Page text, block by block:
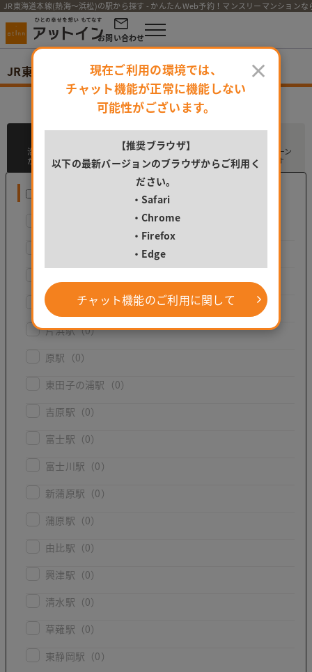
JR東海道本線(熱海～浜松)の駅から探す - かんたんWeb予約！マンスリーマンション
お問い合わせ
JR東海道本線(熱海～浜松)の駅から探す
ご希望の駅を選択してください。
train
沿線・駅
から探す
flag
市区
から探す
location_on
地図
から探す
campaign
キャンペーン
から探す
JR東海道本線(熱海～浜松)
沼津駅
（0）
片浜駅（0）
原駅 （0）
東田子の浦駅 （0）
吉原駅 （0）
富士駅 （0）
富士川駅 （0）
新蒲原駅 （0）
蒲原駅 （0）
由比駅 （0）
興津駅 （0）
清水駅 （0）
草薙駅 （0）
東静岡駅 （0）
×
現在ご利用の環境では、
チャット機能が正常に機能しない
可能性がございます。
【推奨ブラウザ】
以下の最新バージョンのブラウザからご利用く
ださい。
・Safari
・Chrome
・Firefox
・Edge
チャット機能のご利用に関して